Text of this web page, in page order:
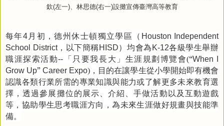
欽(左一)、林思德(右一)設攤宣傳臺灣高等教育
每年4月初，德州休士頓獨立學區（ Houston Independent
School District，以下簡稱HISD）均會為 K-12各級學生舉辦
職涯探索活動-- 「只要我長大」生涯規劃博覽會(“When I
Grow Up” Career Expo) ，目的在讓學生從小學開始即有機會
認識各類行業所需的專業知識與能力或了解更多未來教育選
擇，透過參展攤位的展示、介紹、手做活動以及互動遊戲
等，協助學生思考職涯方向，為未來生涯做好規畫與技能準
備。